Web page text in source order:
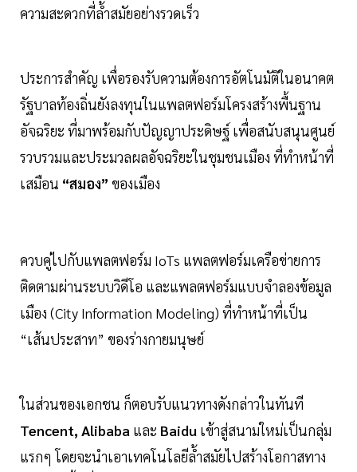
ความสะดวกที่ล้ำสมัยอย่างรวดเร็ว
ประการสำคัญ เพื่อรองรับความต้องการอัตโนมัติในอนาคต
รัฐบาลท้องถิ่นยังลงทุนในแพลตฟอร์มโครงสร้างพื้นฐาน
อัจฉริยะ ที่มาพร้อมกับปัญญาประดิษฐ์ เพื่อสนับสนุนศูนย์
รวบรวมและประมวลผลอัจฉริยะในชุมชนเมือง ที่ทำหน้าที่
เสมือน “สมอง” ของเมือง
ควบคู่ไปกับแพลตฟอร์ม IoTs แพลตฟอร์มเครือข่ายการ
ติดตามผ่านระบบวิดีโอ และแพลตฟอร์มแบบจำลองข้อมูล
เมือง (City Information Modeling) ที่ทำหน้าที่เป็น
“เส้นประสาท” ของร่างกายมนุษย์
ในส่วนของเอกชน ก็ตอบรับแนวทางดังกล่าวในทันที
Tencent, Alibaba และ Baidu เข้าสู่สนามใหม่เป็นกลุ่ม
แรกๆ โดยจะนำเอาเทคโนโลยีล้ำสมัยไปสร้างโอกาสทาง